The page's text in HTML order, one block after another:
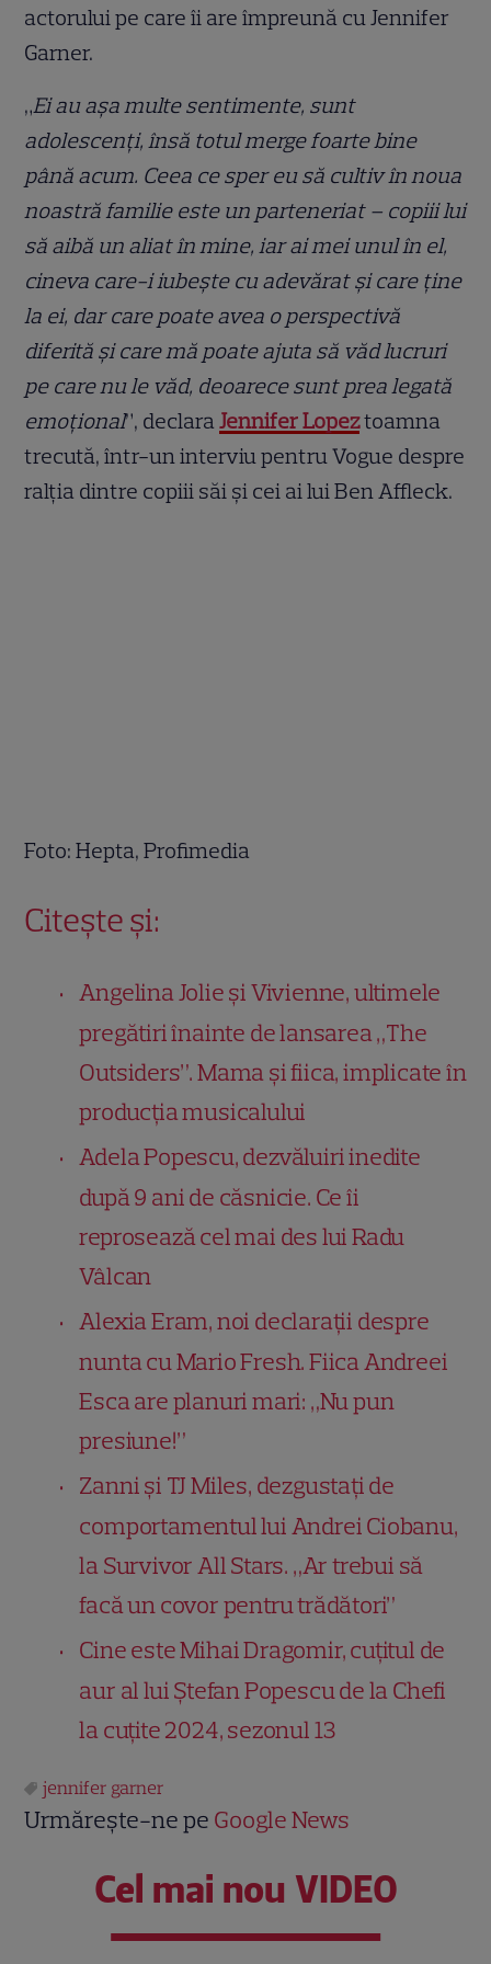
actorului pe care îi are împreună cu Jennifer
Garner.
„Ei au așa multe sentimente, sunt
adolescenți, însă totul merge foarte bine
până acum. Ceea ce sper eu să cultiv în noua
noastră familie este un parteneriat – copiii lui
să aibă un aliat în mine, iar ai mei unul în el,
cineva care-i iubește cu adevărat și care ține
la ei, dar care poate avea o perspectivă
diferită și care mă poate ajuta să văd lucruri
pe care nu le văd, deoarece sunt prea legată
emoțional”, declaraJennifer Lopeztoamna
trecută, într-un interviu pentru Vogue despre
ralția dintre copiii săi și cei ai lui Ben Affleck.
Foto: Hepta, Profimedia
Citește și:
Angelina Jolie și Vivienne, ultimele
pregătiri înainte de lansarea „The
Outsiders”. Mama și fiica, implicate în
producția musicalului
Adela Popescu, dezvăluiri inedite
după 9 ani de căsnicie. Ce îi
reprosează cel mai des lui Radu
Vâlcan
Alexia Eram, noi declarații despre
nunta cu Mario Fresh. Fiica Andreei
Esca are planuri mari: „Nu pun
presiune!”
Zanni și TJ Miles, dezgustați de
comportamentul lui Andrei Ciobanu,
la Survivor All Stars. „Ar trebui să
facă un covor pentru trădători”
Cine este Mihai Dragomir, cuțitul de
aur al lui Ștefan Popescu de la Chefi
la cuțite 2024, sezonul 13
jennifer garner
Urmărește-ne pe Google News
Cel mai nou VIDEO